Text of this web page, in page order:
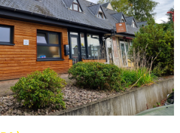
VOIR LE BIEN